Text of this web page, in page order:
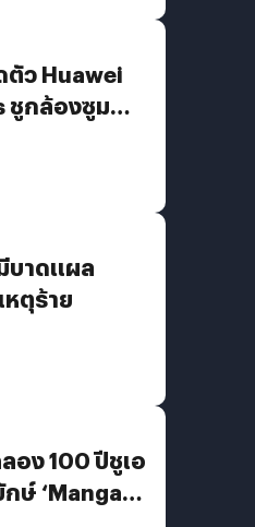
ตัว Huawei
ชูกล้องซูม
บาดแผล
หตุร้าย
อง 100 ปีชูเอ
ษ์ ‘Manga